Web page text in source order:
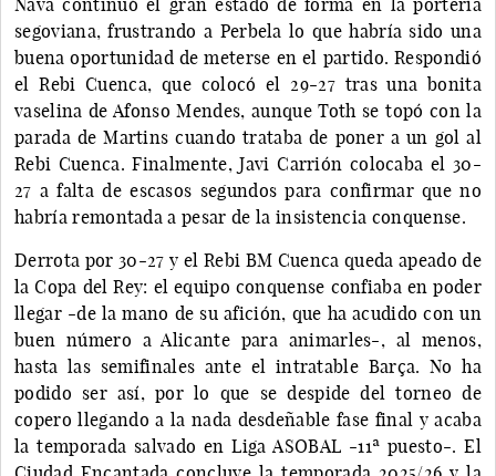
segoviana, frustrando a Perbela lo que habría sido una
buena oportunidad de meterse en el partido. Respondió
el Rebi Cuenca, que colocó el 29-27 tras una bonita
vaselina de Afonso Mendes, aunque Toth se topó con la
parada de Martins cuando trataba de poner a un gol al
Rebi Cuenca. Finalmente, Javi Carrión colocaba el 30-
27 a falta de escasos segundos para confirmar que no
habría remontada a pesar de la insistencia conquense.
Derrota por 30-27 y el Rebi BM Cuenca queda apeado de
la Copa del Rey: el equipo conquense confiaba en poder
llegar -de la mano de su afición, que ha acudido con un
buen número a Alicante para animarles-, al menos,
hasta las semifinales ante el intratable Barça. No ha
podido ser así, por lo que se despide del torneo de
copero llegando a la nada desdeñable fase final y acaba
la temporada salvado en Liga ASOBAL -11ª puesto-. El